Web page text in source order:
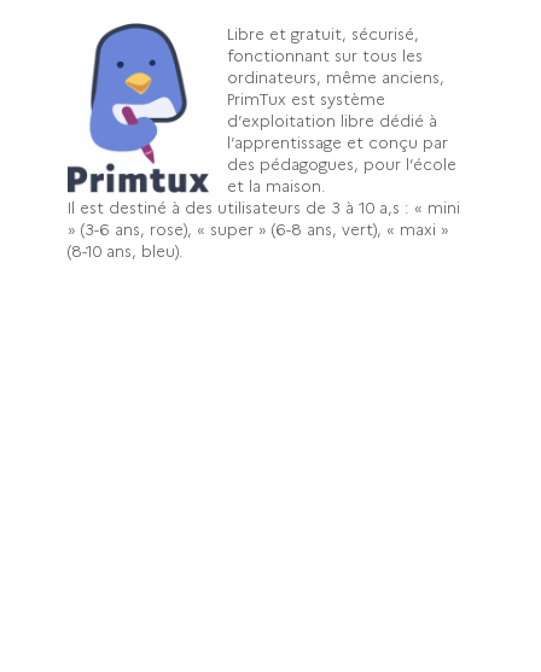
Libre et gratuit, sécurisé,
fonctionnant sur tous les
ordinateurs, même anciens,
PrimTux est système
d’exploitation libre dédié à
l’apprentissage et conçu par
des pédagogues, pour l’école
et la maison.
Il est destiné à des utilisateurs de 3 à 10 a,s : « mini
» (3-6 ans, rose), « super » (6-8 ans, vert), « maxi »
(8-10 ans, bleu).